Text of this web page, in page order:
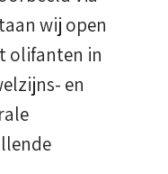
wij open
olifanten in
en